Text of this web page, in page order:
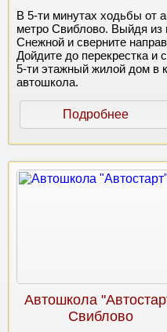
В 5-ти минутах ходьбы от
метро Свиблово. Выйдя из
Снежной и сверните
Дойдите до перекрестка и
5-ти этажный жилой дом в
автошкола.
Подробнее
Автошкола
Свиблово